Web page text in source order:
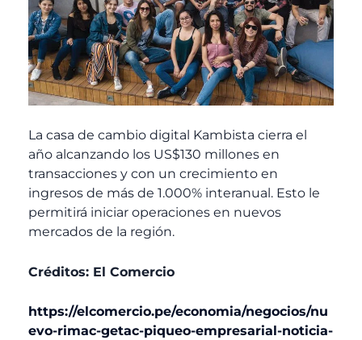
La casa de cambio digital Kambista cierra el
año alcanzando los US$130 millones en
transacciones y con un crecimiento en
ingresos de más de 1.000% interanual. Esto le
permitirá iniciar operaciones en nuevos
mercados de la región.
Créditos: El Comercio
https://elcomercio.pe/economia/negocios/nu
evo-rimac-getac-piqueo-empresarial-noticia-